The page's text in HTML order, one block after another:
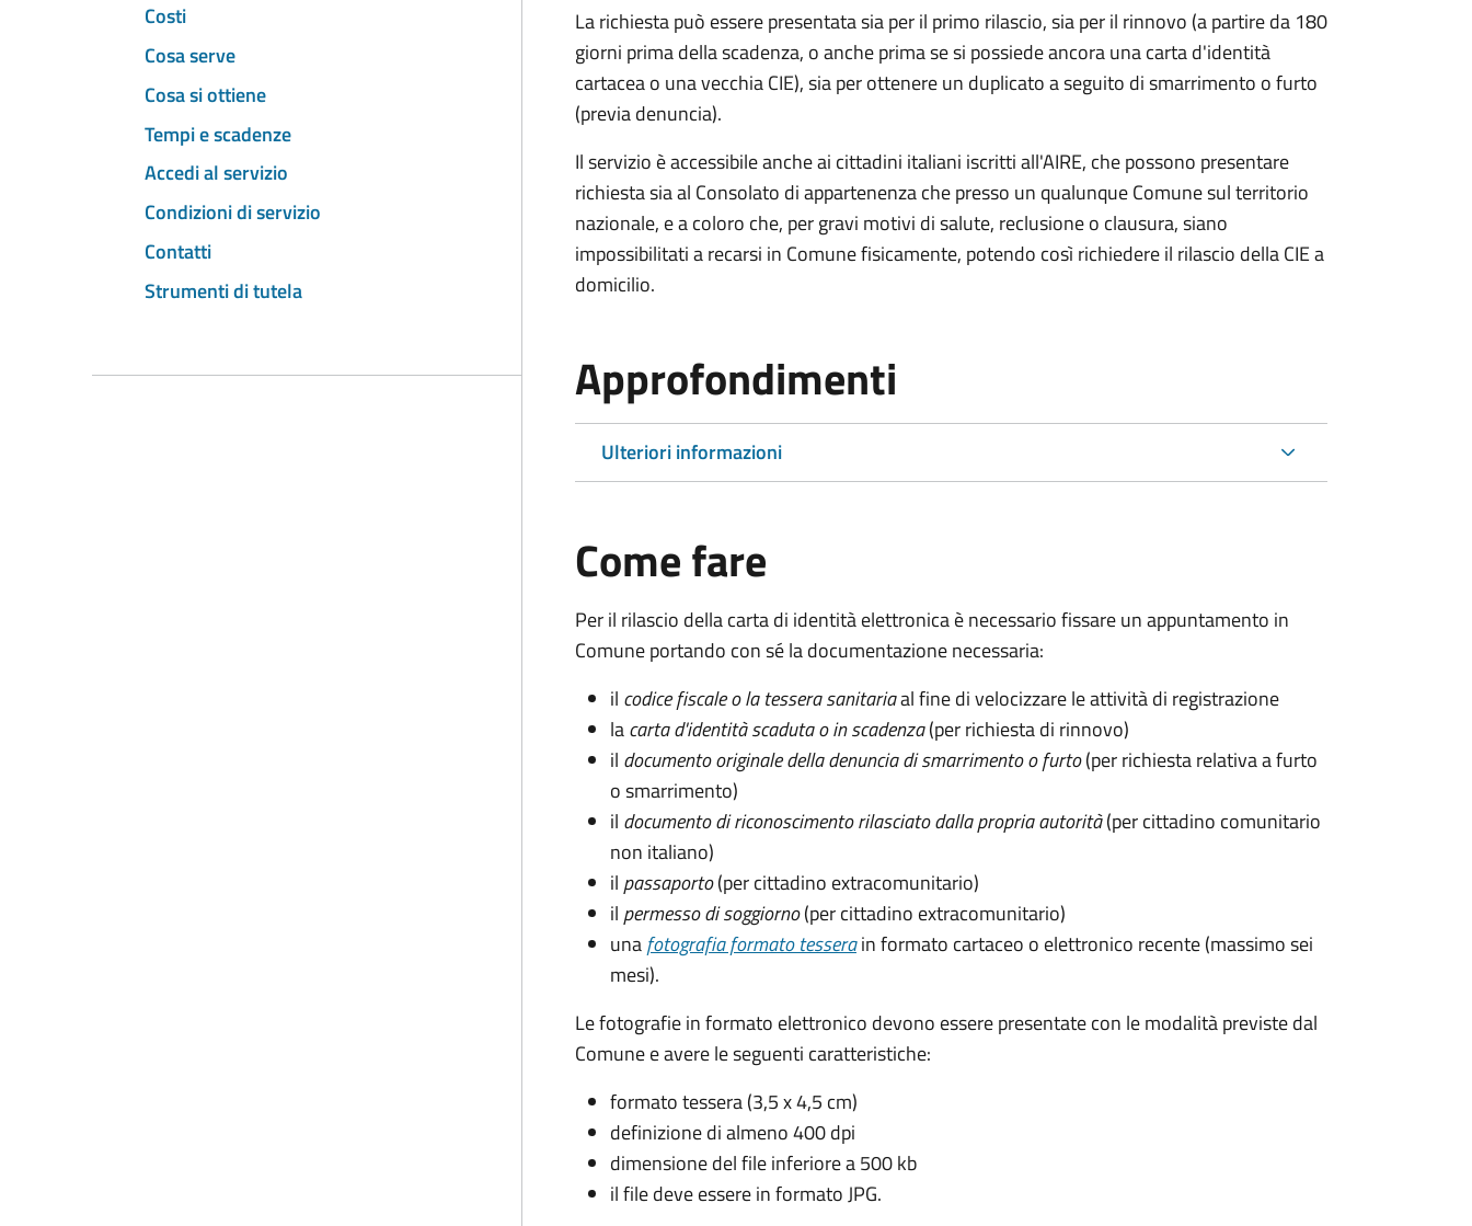
Costi
Cosa serve
Cosa si ottiene
Tempi e scadenze
Accedi al servizio
Condizioni di servizio
Contatti
Strumenti di tutela
La richiesta può essere presentata sia per il primo rilascio, sia per il rinnovo (a partire da 180
giorni prima della scadenza, o anche prima se si possiede ancora una carta d'identità
cartacea o una vecchia CIE), sia per ottenere un duplicato a seguito di smarrimento o furto
(previa denuncia).
Il servizio è accessibile anche ai cittadini italiani iscritti all'AIRE, che possono presentare
richiesta sia al Consolato di appartenenza che presso un qualunque Comune sul territorio
nazionale, e a coloro che, per gravi motivi di salute, reclusione o clausura, siano
impossibilitati a recarsi in Comune fisicamente, potendo così richiedere il rilascio della CIE a
domicilio.
Approfondimenti
Ulteriori informazioni
Come fare
Per il rilascio della carta di identità elettronica è necessario fissare un appuntamento in
Comune portando con sé la documentazione necessaria:
il codice fiscale o la tessera sanitariaal fine di velocizzare le attività di registrazione
lacarta d'identità scaduta o in scadenza(per richiesta di rinnovo)
il documento originale della denuncia di smarrimento o furto(per richiesta relativa a furto
o smarrimento)
il documento di riconoscimento rilasciato dalla propria autorità(per cittadino comunitario
non italiano)
il passaporto(per cittadino extracomunitario)
il permesso di soggiorno(per cittadino extracomunitario)
unafotografia formato tesserain formato cartaceo o elettronico recente (massimo sei
mesi).
Le fotografie in formato elettronico devono essere presentate con le modalità previste dal
Comune e avere le seguenti caratteristiche:
formato tessera (3,5 x 4,5 cm)
definizione di almeno 400 dpi
dimensione del file inferiore a 500 kb
il file deve essere in formato JPG.